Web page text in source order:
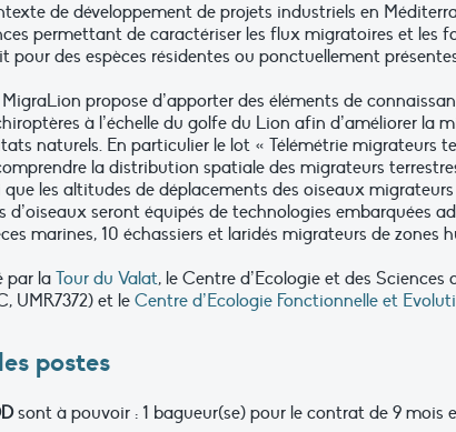
de développement de projets industriels en
permettant de caractériser les flux migratoires et les
pour des espèces résidentes ou ponctuellement
propose d’apporter des éléments de
à l’échelle du golfe du Lion afin d’améliorer la
naturels. En particulier le lot « Télémétrie migrateurs
la distribution spatiale des migrateurs
les altitudes de déplacements des oiseaux
d’oiseaux seront équipés de technologies embarquées
marines, 10 échassiers et laridés migrateurs de
par laTour du Valat, le Centre d’Ecologie et des
UMR7372) et le Centre d’Ecologie Fonctionnelle et
postes
sont à pouvoir : 1 bagueur(se) pour le contrat de 9 mois